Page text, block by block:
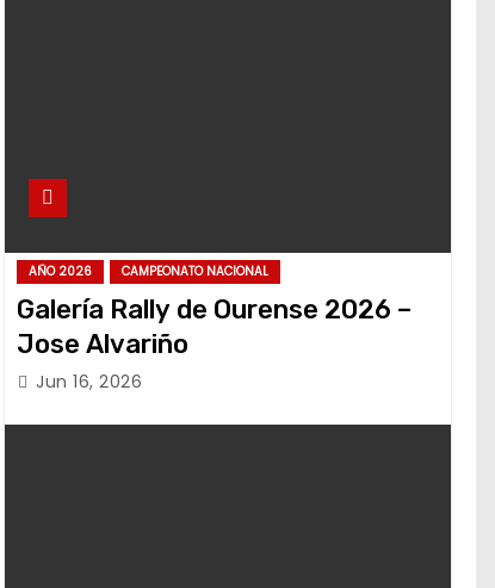
AÑO 2026 CAMPEONATO NACIONAL
Galería Rally de Ourense 2026 –
Jose Alvariño
Jun 16, 2026